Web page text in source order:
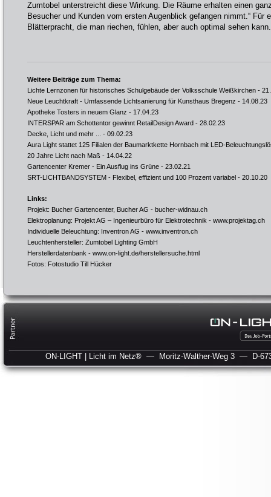
Zumtobel unterstreicht diese Wirkung. Die Räume erhalten einen
Besucher und Kunden vom ersten Augenblick gefangen nimmt.“ Für
Blätterpracht, die man riechen, fühlen, aber auch optimal sehen kann.
Weitere Beiträge zum Thema:
Lichte Lernzonen für historisches Schulgebäude der Volksschule Weißkirchen -
Neue Leuchtkraft - Umfassende Lichtsanierung für Kunsthaus Bregenz - 14.08.23
Apotheke Tosters in neuem Glanz - 17.04.23
INTERSPAR am Schottentor gewinnt RetailDesign Award - 28.02.23
Decke, Licht und mehr ...
- 09.02.23
Aura Light stattet 125 Filialen der Baumarktkette Hornbach mit LED-
20 Jahre Licht nach Maß - 14.04.22
Gartencenter Kremer - Ein Ausflug ins Grüne - 23.02.21
SRT-LICHTBANDSYSTEM - Flexibel, effizient und 100 Prozent variabel - 20.10.20
Links:
Projekt: Bucher Gartencenter, Bucher AG - bucher-widnau.ch
Elektroplanung: Projekt AG – Ingenieurbüro für Elektrotechnik - www.projektag.ch
Individuelle Beleuchtung: Inventron AG - www.inventron.ch
Leuchtenhersteller: Zumtobel Lighting GmbH
Herstellerdatenbank - www.on-light.de/herstellersuche.html
Fotos: Fotostudio Till Hücker
ON-LIGHT | Licht im Netz® — Moritz-Walther-Weg 3 — D-